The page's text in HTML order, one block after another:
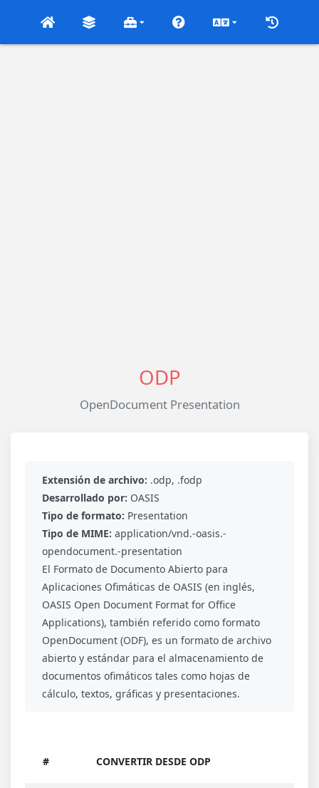
ODP
OpenDocument Presentation
Extensión de archivo: .odp, .fodp
Desarrollado por: OASIS
Tipo de formato: Presentation
Tipo de MIME: application/vnd.-oasis.-
opendocument.-presentation
El Formato de Documento Abierto para
Aplicaciones Ofimáticas de OASIS (en inglés,
OASIS Open Document Format for Office
Applications), también referido como formato
OpenDocument (ODF), es un formato de archivo
abierto y estándar para el almacenamiento de
documentos ofimáticos tales como hojas de
cálculo, textos, gráficas y presentaciones.
# CONVERTIR DESDE ODP